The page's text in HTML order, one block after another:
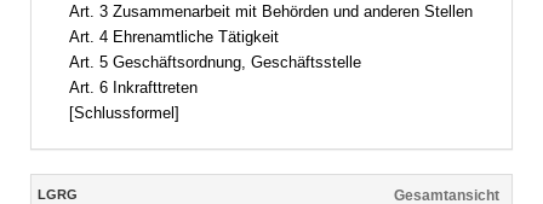
Art. 3 Zusammenarbeit mit Behörden und anderen Stellen
Art. 4 Ehrenamtliche Tätigkeit
Art. 5 Geschäftsordnung, Geschäftsstelle
Art. 6 Inkrafttreten
[Schlussformel]
Inhalt
LGRG
Gesamtansicht